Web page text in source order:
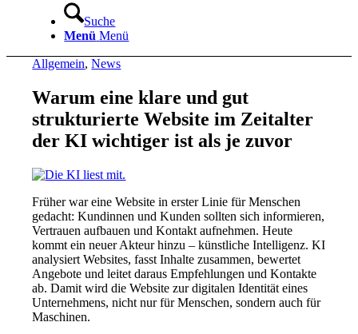
Suche
Menü Menü
Allgemein,News
Warum eine klare und gut
strukturierte Website im Zeitalter
der KI wichtiger ist als je zuvor
Früher war eine Website in erster Linie für Menschen
gedacht: Kundinnen und Kunden sollten sich informieren,
Vertrauen aufbauen und Kontakt aufnehmen. Heute
kommt ein neuer Akteur hinzu – künstliche Intelligenz. KI
analysiert Websites, fasst Inhalte zusammen, bewertet
Angebote und leitet daraus Empfehlungen und Kontakte
ab. Damit wird die Website zur digitalen Identität eines
Unternehmens, nicht nur für Menschen, sondern auch für
Maschinen.